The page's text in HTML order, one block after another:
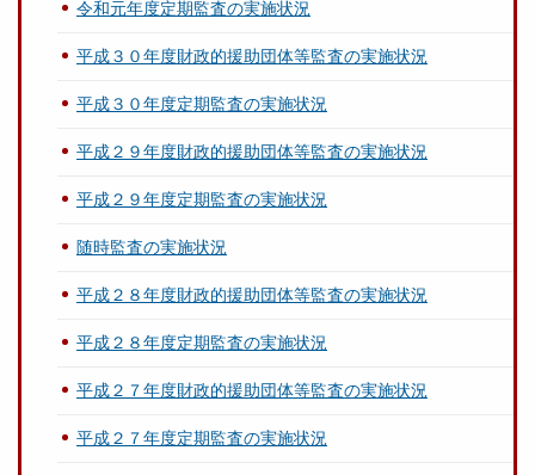
令和元年度定期監査の実施状況
平成３０年度財政的援助団体等監査の実施状況
平成３０年度定期監査の実施状況
平成２９年度財政的援助団体等監査の実施状況
平成２９年度定期監査の実施状況
随時監査の実施状況
平成２８年度財政的援助団体等監査の実施状況
平成２８年度定期監査の実施状況
平成２７年度財政的援助団体等監査の実施状況
平成２７年度定期監査の実施状況